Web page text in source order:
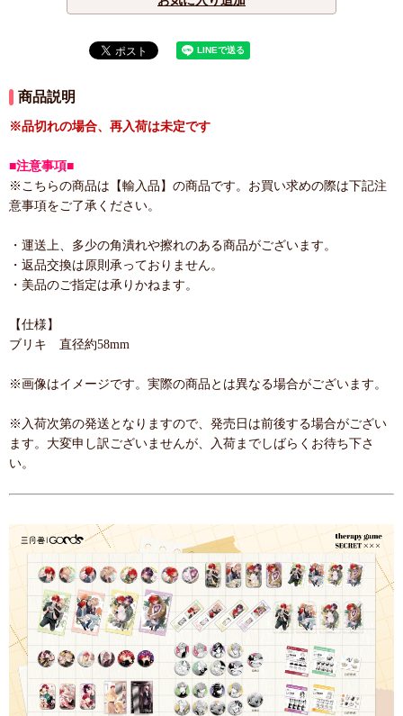
商品説明
※品切れの場合、再入荷は未定です
■注意事項■
※こちらの商品は【輸入品】の商品です。お買い求めの際は下記注
意事項をご了承ください。
・運送上、多少の角潰れや擦れのある商品がございます。
・返品交換は原則承っておりません。
・美品のご指定は承りかねます。
【仕様】
ブリキ 直径約58mm
※画像はイメージです。実際の商品とは異なる場合がございます。
※入荷次第の発送となりますので、発売日は前後する場合がござい
ます。大変申し訳ございませんが、入荷までしばらくお待ち下さ
い。